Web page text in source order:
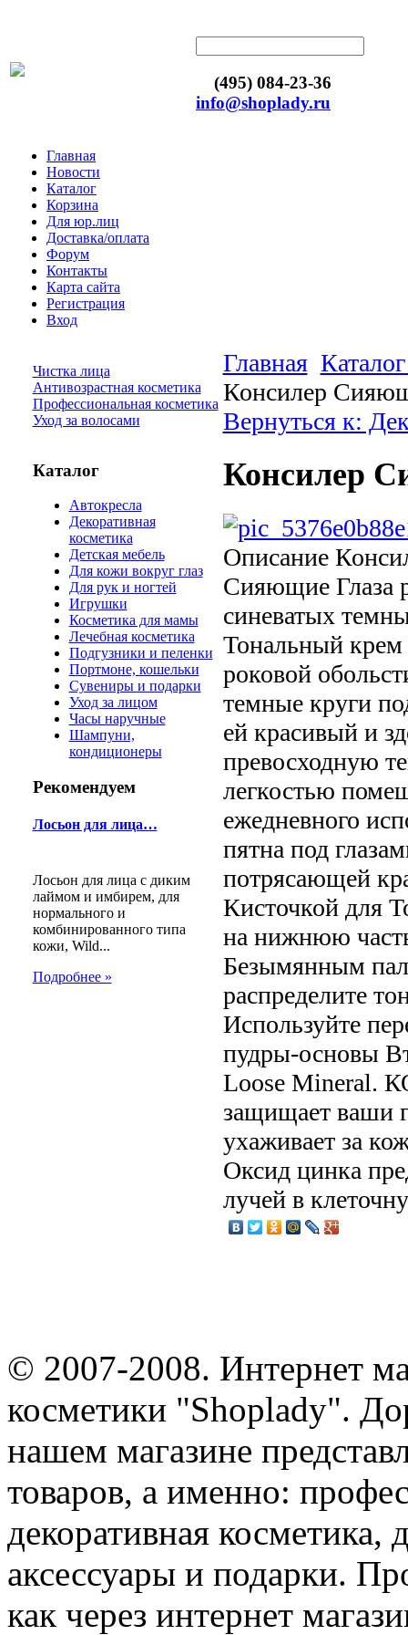
(495) 084-23-36
info@shoplady.ru
Главная
Новости
Каталог
Корзина
Для юр.лиц
Доставка/оплата
Форум
Контакты
Карта сайта
Регистрация
Вход
Чистка лица
Антивозрастная косметика
Профессиональная косметика
Уход за волосами
Каталог
Автокресла
Декоративная
косметика
Детская мебель
Для кожи вокруг глаз
Для рук и ногтей
Игрушки
Косметика для мамы
Лечебная косметика
Подгузники и пеленки
Портмоне, кошельки
Сувениры и подарки
Уход за лицом
Часы наручные
Шампуни,
кондиционеры
Рекомендуем
Лосьон для лица…
Лосьон для лица с диким
лаймом и имбирем, для
нормального и
комбинированного типа
кожи, Wild...
Подробнее »
Главная
Консилер
Вернуться к:
Консилер
Описание
Сияющие Глаза
синеватых
Тональный крем
роковой
темные круги
ей красивый и
превосходную
легкостью
ежедневного
пятна под
потрясающей
Кисточкой для
на нижнюю
Безымянным
распределите
Используйте
пудры-основы
Loose Mineral.
защищает ваши
ухаживает за
Оксид цинка
лучей в
© 2007-2008. Интернет
косметики "Shoplady".
нашем магазине
товаров, а именно:
декоративная косметика,
аксессуары и подарки.
как через интернет